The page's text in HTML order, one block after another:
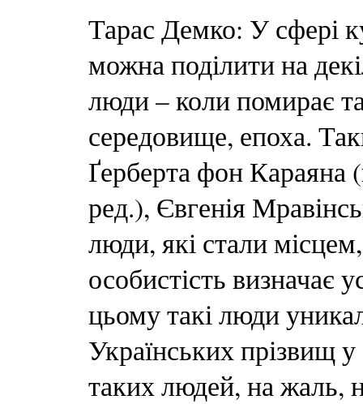
Тарас Демко: У сфері
можна поділити на
люди – коли помирає
середовище, епоха.
Ґерберта фон Караяна
ред.), Євгенія
люди, які стали
особистість визначає
цьому такі люди
Українських прізвищ
таких людей, на жаль,